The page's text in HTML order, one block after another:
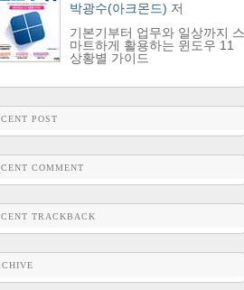
박광수(아크몬드) 저
기본기부터 업무와 일상까지 스
마트하게 활용하는 윈도우 11
상황별 가이드
POST
COMMENT
TRACKBACK